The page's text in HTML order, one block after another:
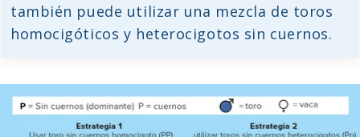
también puede utilizar una mezcla de toros
homocigóticos y heterocigotos sin cuernos.